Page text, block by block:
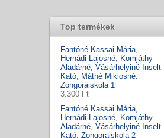
Top termékek
Fantóné Kassai Mária,
Hernádi Lajosné, Komjáthy
Aladárné, Vásárhelyiné Inselt
Kató, Máthé Miklósné:
Zongoraiskola 1
3.300 Ft
Fantóné Kassai Mária,
Hernádi Lajosné, Komjáthy
Aladárné, Vásárhelyiné Inselt
Kató: Zongoraiskola 2